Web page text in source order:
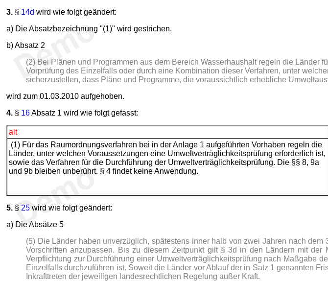
3. § 14d wird wie folgt geändert:
a) Die Absatzbezeichnung "(1)" wird gestrichen.
b) Absatz 2
(2) Bei Plänen und Programmen aus dem Bereich Wasserhaushalt regeln die Länder
Vorprüfung des Einzelfalls oder durch eine Kombination dieser Verfahren, unter
sicherzustellen, dass Pläne und Programme, die voraussichtlich erhebliche
wird zum 01.03.2010 aufgehoben.
4. § 16Absatz 1 wird wie folgt gefasst:
alt
(1) Für das Raumordnungsverfahren bei in der Anlage 1 aufgeführten Vorhaben regeln die
Länder, unter welchen Voraussetzungen eine Umweltverträglichkeitsprüfung erforderlich ist,
sowie das Verfahren für die Durchführung der Umweltverträglichkeitsprüfung. Die §§ 8, 9a
und 9b bleiben unberührt. § 4 findet keine Anwendung.
5. § 25 wird wie folgt geändert:
a) Die Absätze 5
(5) Die Länder haben unverzüglich, spätestens inner halb von zwei Jahren nach
Vorschriften anzupassen. Bis zu diesem Zeitpunkt gilt § 3d in den Ländern mit
Verpflichtung zur Durchführung einer Umweltverträglichkeitsprüfung nach Maßgabe
Einzelfalls durchzuführen ist. Soweit die Länder vor Ablauf der in Satz 1 genannten
Inkrafttreten der jeweiligen landesrechtlichen Regelung außer Kraft.